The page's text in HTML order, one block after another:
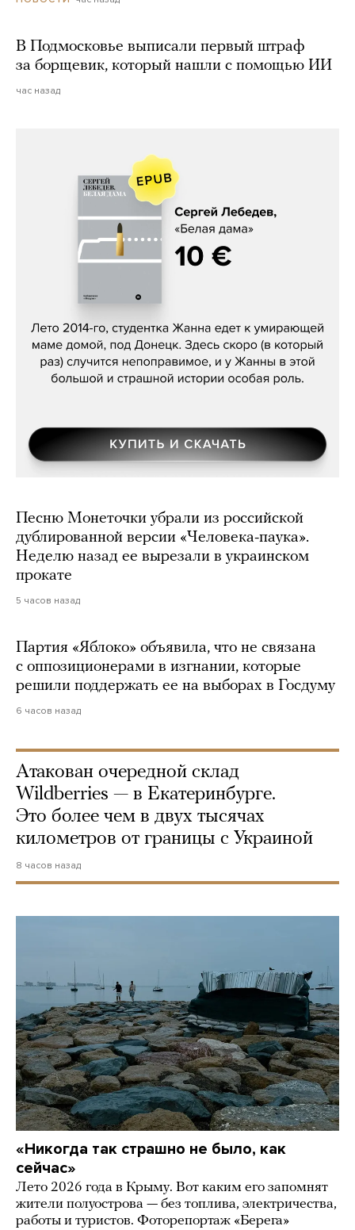
В Подмосковье выписали первый штраф
за борщевик, который нашли с помощью ИИ
час назад
Сергей Лебедев, «Белая дама»
Песню Монеточки убрали из российской
дублированной версии «Человека-паука».
Неделю назад ее вырезали в украинском
прокате
5 часов назад
Партия «Яблоко» объявила, что не связана
с оппозиционерами в изгнании, которые
решили поддержать ее на выборах в Госдуму
6 часов назад
Атакован очередной склад
Wildberries — в Екатеринбурге.
Это более чем в двух тысячах
километров от границы с Украиной
8 часов назад
«Никогда так страшно не было, как
сейчас»
Лето 2026 года в Крыму. Вот каким его запомнят
жители полуострова — без топлива, электричества,
работы и туристов. Фоторепортаж «Берега»